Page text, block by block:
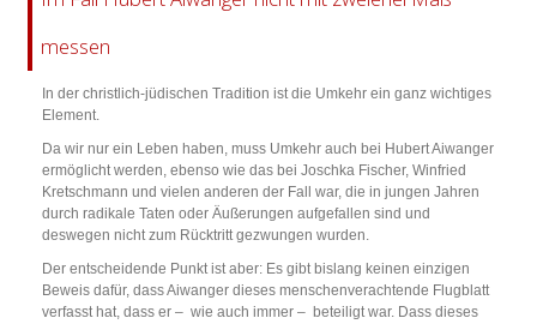
messen
In der christlich-jüdischen Tradition ist die Umkehr ein ganz wichtiges
Element.
Da wir nur ein Leben haben, muss Umkehr auch bei Hubert Aiwanger
ermöglicht werden, ebenso wie das bei Joschka Fischer, Winfried
Kretschmann und vielen anderen der Fall war, die in jungen Jahren
durch radikale Taten oder Äußerungen aufgefallen sind und
deswegen nicht zum Rücktritt gezwungen wurden.
Der entscheidende Punkt ist aber: Es gibt bislang keinen einzigen
Beweis dafür, dass Aiwanger dieses menschenverachtende Flugblatt
verfasst hat, dass er – wie auch immer – beteiligt war. Dass dieses